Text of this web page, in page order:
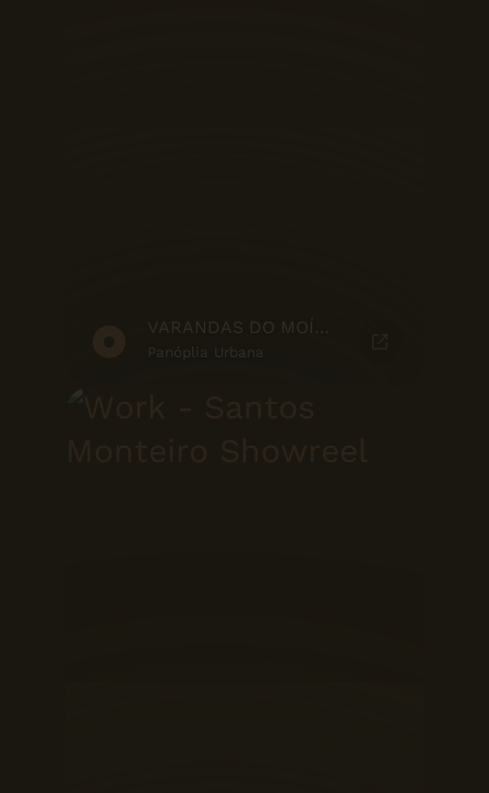
VARANDAS DO MOÍNHO - MARKETING SUITE
Panóplia Urbana